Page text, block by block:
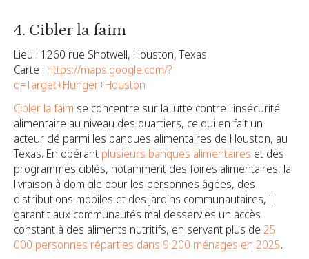
4. Cibler la faim
Lieu : 1260 rue Shotwell, Houston, Texas
Carte : https://maps.google.com/?
q=Target+Hunger+Houston
Cibler la faim se concentre sur la lutte contre l'insécurité
alimentaire au niveau des quartiers, ce qui en fait un
acteur clé parmi les banques alimentaires de Houston, au
Texas. En opérant plusieurs banques alimentaires et des
programmes ciblés, notamment des foires alimentaires, la
livraison à domicile pour les personnes âgées, des
distributions mobiles et des jardins communautaires, il
garantit aux communautés mal desservies un accès
constant à des aliments nutritifs, en servant plus de 25
000 personnes réparties dans 9 200 ménages en 2025.